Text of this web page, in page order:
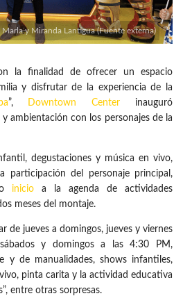
y Miranda Lantigua (Fuente externa)
la finalidad de ofrecer un espacio
y disfrutar de la experiencia de la
”, Downtown Center inauguró
ambientación con los personajes de la
degustaciones y música en vivo,
participación del personaje principal,
inicio a la agenda de actividades
meses del montaje.
de jueves a domingos, jueves y viernes
y domingos a las 4:30 PM,
y de manualidades, shows infantiles,
pinta carita y la actividad educativa
entre otras sorpresas.